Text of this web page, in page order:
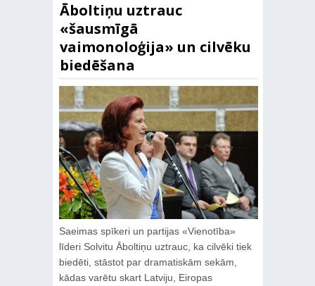
Āboltiņu uztrauc
«šausmīgā
vaimonoloģija» un cilvēku
biedēšana
Saeimas spīkeri un partijas «Vienotība»
līderi Solvitu Āboltiņu uztrauc, ka cilvēki tiek
biedēti, stāstot par dramatiskām sekām,
kādas varētu skart Latviju, Eiropas